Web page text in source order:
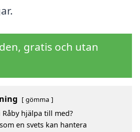
gratis och utan
gömma
hjälpa till med?
en svets kan hantera